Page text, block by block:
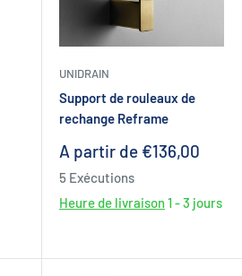
UNIDRAIN
Support de rouleaux de
rechange Reframe
Prix
réduit
A partir de €136,00
5 Exécutions
Heure de livraison1 - 3 jours